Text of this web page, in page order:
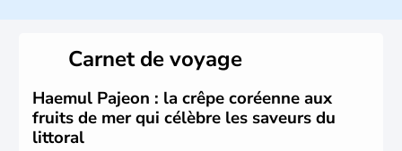
christianisme et le bouddhisme en sont les deux
principales religions. Ce pays partage sa culture avec la
Corée du Nord. Les Jeux Olympiques s’y sont déroulés en
1988, de même que la Coupe du Monde de football en
2002, en collaboration avec le Japon.
Carnet de voyage
Haemul Pajeon : la crêpe coréenne aux
fruits de mer qui célèbre les saveurs du
littoral